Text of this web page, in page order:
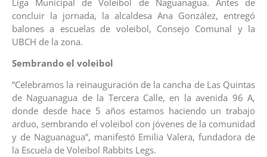
concluir la jornada, la alcaldesa Ana González, entregó
balones a escuelas de voleibol, Consejo Comunal y la
UBCH de la zona.
Sembrando el voleibol
“Celebramos la reinauguración de la cancha de Las Quintas
de Naguanagua de la Tercera Calle, en la avenida 96 A,
donde desde hace 5 años estamos haciendo un trabajo
arduo, sembrando el voleibol con jóvenes de la comunidad
y de Naguanagua”, manifestó Emilia Valera, fundadora de
la Escuela de Voleibol Rabbits Legs.